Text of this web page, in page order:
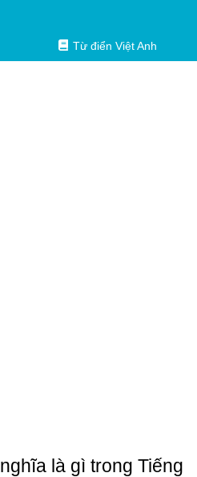
Từ điển Việt Anh
nghĩa là gì trong Tiếng